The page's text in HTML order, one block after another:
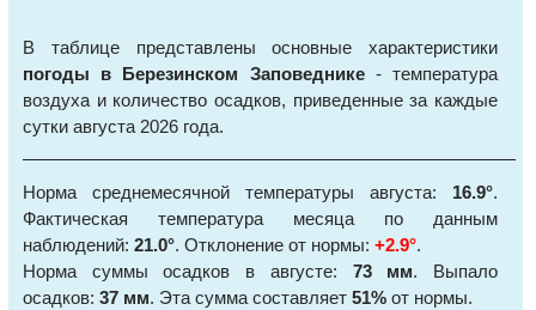
В таблице представлены основные характеристики
погоды в Березинском Заповеднике- температура
воздуха и количество осадков, приведенные за каждые
сутки августа 2026 года.
Норма среднемесячной температуры августа: 16.9°.
Фактическая температура месяца по данным
наблюдений: 21.0°. Отклонение от нормы: +2.9°.
Норма суммы осадков в августе: 73 мм. Выпало
осадков: 37 мм. Эта сумма составляет 51% от нормы.